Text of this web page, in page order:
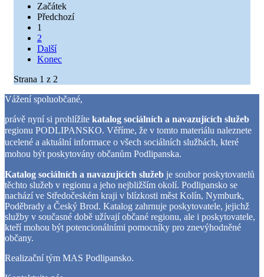
Začátek
Předchozí
1
2
Další
Konec
Strana 1 z 2
Vážení spoluobčané,
právě nyní si prohlížíte katalog sociálních a navazujících služeb
regionu PODLIPANSKO. Věříme, že v tomto materiálu naleznete
ucelené a aktuální informace o všech sociálních službách, které
mohou být poskytovány občanům Podlipanska.
Katalog sociálních a navazujících služeb je soubor poskytovatelů
těchto služeb v regionu a jeho nejbližším okolí. Podlipansko se
nachází ve Středočeském kraji v blízkosti měst Kolín, Nymburk,
Poděbrady a Český Brod. Katalog zahrnuje poskytovatele, jejichž
služby v současné době užívají občané regionu, ale i poskytovatele,
kteří mohou být potencionálními pomocníky pro znevýhodněné
občany.
Realizační tým MAS Podlipansko.